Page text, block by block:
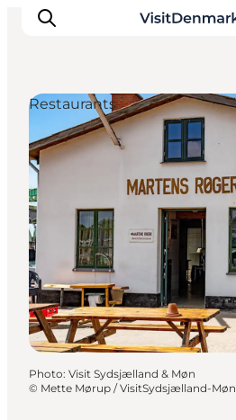
Inspirations
Destinations
Quoi faire
Hébergements
Planifiez votre voyage
Restaurants
Photo: Visit Sydsjælland & Møn
© Mette Mørup / VisitSydsjælland-Møn